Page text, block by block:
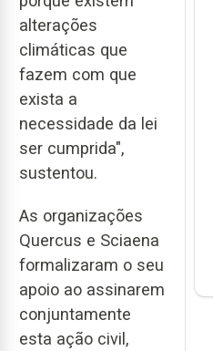
alterações
climáticas que
fazem com que
exista a
necessidade da lei
ser cumprida",
sustentou.
As organizações
Quercus e Sciaena
formalizaram o seu
apoio ao assinarem
conjuntamente
esta ação civil,